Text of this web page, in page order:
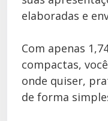
elaboradas e
Com apenas
compactas,
onde quiser,
de forma